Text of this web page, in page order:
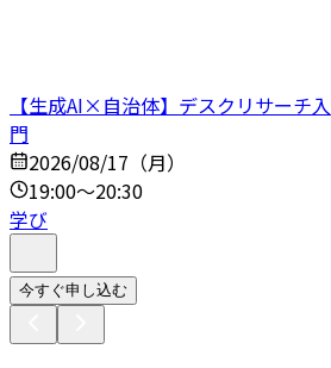
【生成AI×自治体】デスクリサーチ入
門
2026/08/17（月）
19:00～20:30
学び
今すぐ申し込む